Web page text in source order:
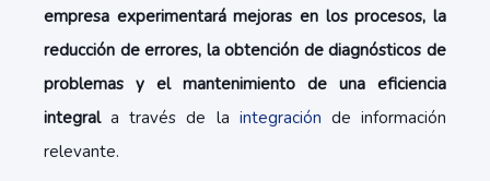
empresa experimentará mejoras en los procesos, la
reducción de errores, la obtención de diagnósticos de
problemas y el mantenimiento de una eficiencia
integrala través de la integración de información
relevante.